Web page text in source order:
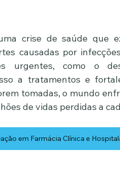
crise de saúde que
causadas por
urgentes, como o
a tratamentos e
tomadas, o mundo
de vidas perdidas a
em Farmácia Clínica e